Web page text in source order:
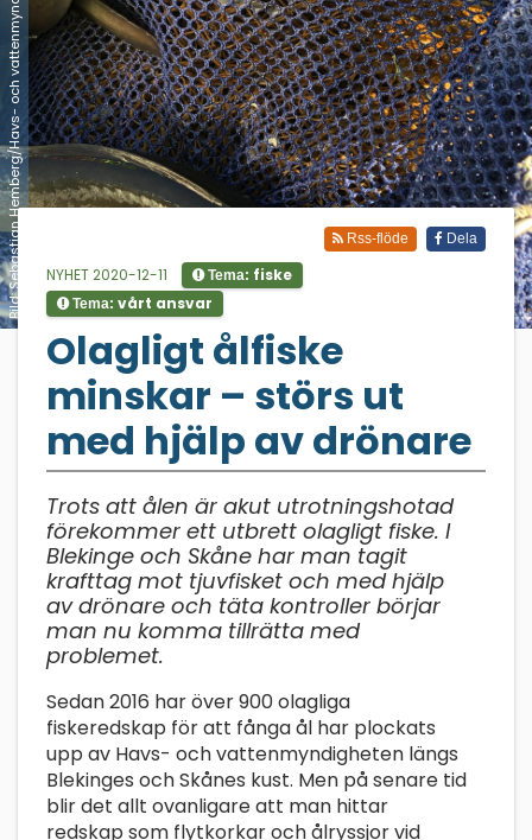
Bild: Sebastian Hemberg/Havs- och vattenmyndigheten
;
Dela
Rss-flöde
NYHET 2020-12-11 Tema: fiske
Tema: vårt ansvar
Olagligt ålfiske
minskar – störs ut
med hjälp av drönare
Trots att ålen är akut utrotningshotad
förekommer ett utbrett olagligt fiske. I
Blekinge och Skåne har man tagit
krafttag mot tjuvfisket och med hjälp
av drönare och täta kontroller börjar
man nu komma tillrätta med
problemet.
Sedan 2016 har över 900 olagliga
fiskeredskap för att fånga ål har plockats
upp av Havs- och vattenmyndigheten längs
Blekinges och Skånes kust. Men på senare tid
blir det allt ovanligare att man hittar
redskap som flytkorkar och ålryssjor vid